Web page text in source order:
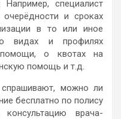
. Например, специалист
и сроках
в то или иное
о видах и профилях
о квотах на
помощь и т.д.
можно ли
бесплатно по полису
врача-